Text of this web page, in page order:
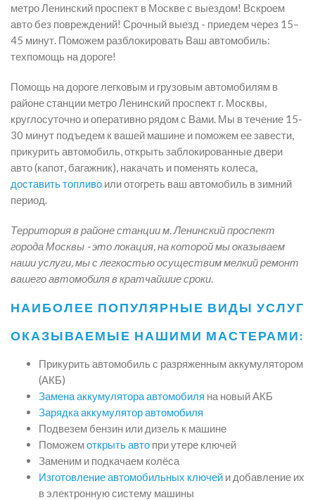
метро Ленинский проспект в Москве с выездом! Вскроем
авто без повреждений! Срочный выезд - приедем через 15–
45 минут. Поможем разблокировать Ваш автомобиль:
техпомощь на дороге!
Помощь на дороге легковым и грузовым автомобилям в
районе станции метро Ленинский проспект г. Москвы,
круглосуточно и оперативно рядом с Вами. Мы в течение 15-
30 минут подъедем к вашей машине и поможем ее завести,
прикурить автомобиль, открыть заблокированные двери
авто (капот, багажник), накачать и поменять колеса,
доставить топливо или отогреть ваш автомобиль в зимний
период.
Территория в районе станции м. Ленинский проспект
города Москвы - это локация, на которой мы оказываем
наши услуги, мы с легкостью осуществим мелкий ремонт
вашего автомобиля в кратчайшие сроки.
НАИБОЛЕЕ ПОПУЛЯРНЫЕ ВИДЫ УСЛУГ
ОКАЗЫВАЕМЫЕ НАШИМИ МАСТЕРАМИ:
Прикурить автомобиль с разряженным аккумулятором
(АКБ)
Замена аккумулятора автомобиля на новый АКБ
Зарядка аккумулятор автомобиля
Подвезем бензин или дизель к машине
Поможемоткрыть авто при утере ключей
Заменим и подкачаем колёса
Изготовление автомобильных ключей и добавление их
в электронную систему машины